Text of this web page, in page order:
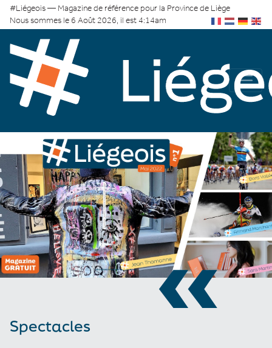
#Liégeois — Magazine de référence pour la Province de Liège
Nous sommes le 6 Août 2026, il est 4:14am
«
Spectacles